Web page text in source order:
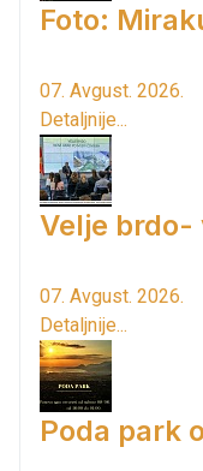
Foto:
07. Avgust. 2026.
Detaljnije...
Velje brdo-
07. Avgust. 2026.
Detaljnije...
Poda park